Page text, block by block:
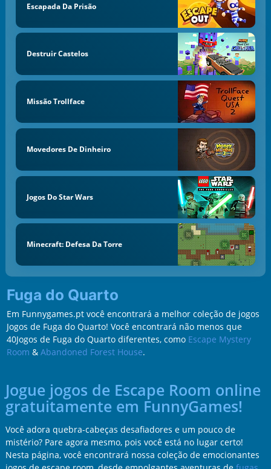
Escapada Da Prisão
Destruir Castelos
Missão Trollface
Movedores De Dinheiro
Jogos Do Star Wars
Minecraft: Defesa Da Torre
Fuga do Quarto
Em Funnygames.pt você encontrará a melhor coleção de jogos
Jogos de Fuga do Quarto! Você encontrará não menos que
40Jogos de Fuga do Quarto diferentes, como Escape Mystery
Room & Abandoned Forest House.
Jogue jogos de Escape Room online
gratuitamente em FunnyGames!
Você adora quebra-cabeças desafiadores e um pouco de
mistério? Pare agora mesmo, pois você está no lugar certo!
Nesta página, você encontrará nossa coleção de emocionantes